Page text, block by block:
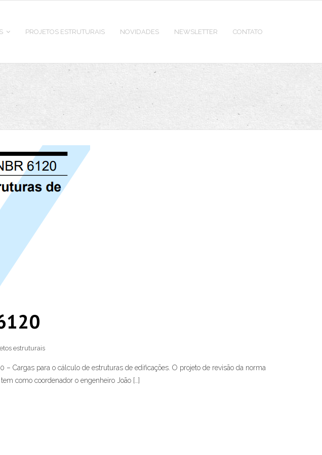
PROJETOS ESTRUTURAIS NOVIDADES NEWSLETTER CONTATO
estruturais
Cargas para o cálculo de estruturas de edificações. O projeto de revisão da norma
como coordenador o engenheiro João […]